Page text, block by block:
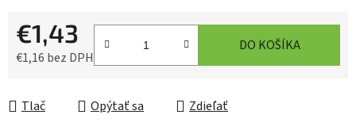
€1,43
€1,16 bez DPH
DO KOŠÍKA
Tlač Opýtať sa Zdieľať